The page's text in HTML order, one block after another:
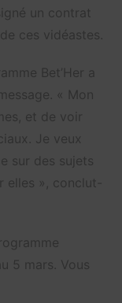
un contrat
ces vidéastes.
Bet’Her a
« Mon
et de voir
Je veux
sur des sujets
», conclut-
5 mars. Vous